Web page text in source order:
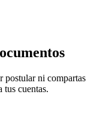
postular ni compartas
tus cuentas.